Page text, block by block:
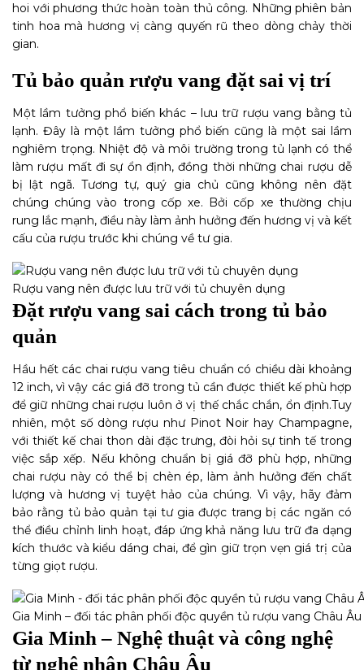
hoi với phương thức hoàn toàn thủ công. Những phiên bản
tinh hoa mà hương vị càng quyến rũ theo dòng chảy thời
gian.
Tủ bảo quản rượu vang đặt sai vị trí
Một lầm tưởng phổ biến khác – lưu trữ rượu vang bằng tủ
lạnh. Đây là một lầm tưởng phổ biến cũng là một sai lầm
nghiêm trọng. Nhiệt độ và môi trường trong tủ lạnh có thể
làm rượu mất đi sự ổn định, đồng thời những chai rượu dễ
bị lật ngã. Tương tự, quý gia chủ cũng không nên đặt
chúng chúng vào trong cốp xe. Bởi cốp xe thường chịu
rung lắc mạnh, điều này làm ảnh hưởng đến hương vị và kết
cấu của rượu trước khi chúng về tư gia.
Rượu vang nên được lưu trữ với tủ chuyên dụng
Đặt rượu vang sai cách trong tủ bảo
quản
Hầu hết các chai rượu vang tiêu chuẩn có chiều dài khoảng
12 inch, vì vậy các giá đỡ trong tủ cần được thiết kế phù hợp
để giữ những chai rượu luôn ở vị thế chắc chắn, ổn định.Tuy
nhiên, một số dòng rượu như Pinot Noir hay Champagne,
với thiết kế chai thon dài đặc trưng, đòi hỏi sự tinh tế trong
việc sắp xếp. Nếu không chuẩn bị giá đỡ phù hợp, những
chai rượu này có thể bị chèn ép, làm ảnh hưởng đến chất
lượng và hương vị tuyệt hảo của chúng. Vì vậy, hãy đảm
bảo rằng tủ bảo quản tại tư gia được trang bị các ngăn có
thể điều chỉnh linh hoạt, đáp ứng khả năng lưu trữ đa dạng
kích thước và kiểu dáng chai, để gìn giữ trọn vẹn giá trị của
từng giọt rượu.
Gia Minh – đối tác phân phối độc quyền tủ rượu vang Châu
Gia Minh – Nghệ thuật và công nghệ
từ nghệ nhân Châu Âu